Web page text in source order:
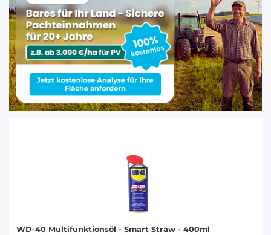
WD-40 Multifunktionsöl - Smart Straw - 400ml